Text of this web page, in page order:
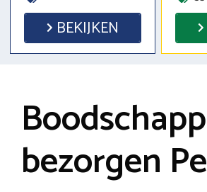
BEKIJKEN
bezorgen